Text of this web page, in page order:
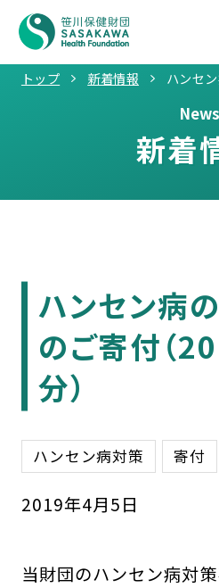
トップ 新着情報 ハンセ
News
新着
ハンセン病
のご寄付（
分）
ハンセン病対策 寄付
2019年4月5日
当財団のハンセン病対